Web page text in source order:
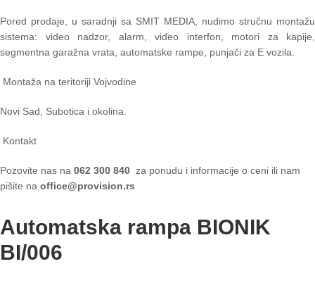
Pored prodaje, u saradnji sa SMIT MEDIA, nudimo stručnu montažu
sistema: video nadzor, alarm, video interfon, motori za kapije,
segmentna garažna vrata, automatske rampe, punjači za E vozila.
Montaža na teritoriji Vojvodine
Novi Sad, Subotica i okolina.
Kontakt
Pozovite nas na 062 300 840 za ponudu i informacije o ceni ili nam
pišite na office@provision.rs
Automatska rampa BIONIK
BI/006